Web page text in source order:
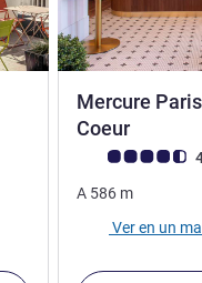
de ALL)
Mercure
Coeur
Nota de clientes
A 586 m
Ver en un